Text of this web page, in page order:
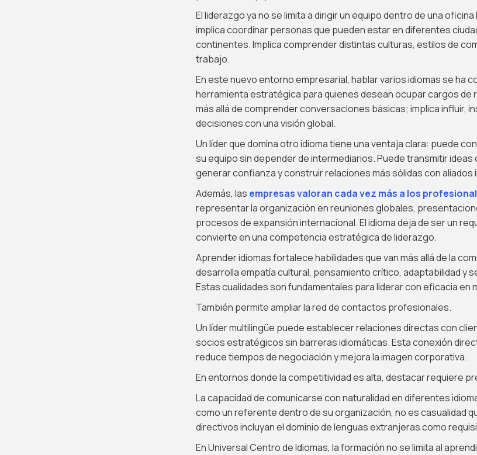
El liderazgo ya no se limita a dirigir un equipo dentro de una
implica coordinar personas que pueden estar en diferentes
continentes. Implica comprender distintas culturas, estilos de
trabajo.
En este nuevo entorno empresarial, hablar varios idiomas se ha
herramienta estratégica para quienes desean ocupar cargos de
más allá de comprender conversaciones básicas; implica influir,
decisiones con una visión global.
Un líder que domina otro idioma tiene una ventaja clara: puede
su equipo sin depender de intermediarios. Puede transmitir ideas
generar confianza y construir relaciones más sólidas con aliados
Además, las empresas valoran cada vez más a los
representar la organización en reuniones globales,
procesos de expansión internacional. El idioma deja de ser un
convierte en una competencia estratégica de liderazgo.
Aprender idiomas fortalece habilidades que van más allá de la
desarrolla empatía cultural, pensamiento crítico, adaptabilidad y
Estas cualidades son fundamentales para liderar con eficacia en
También permite ampliar la red de contactos profesionales.
Un líder multilingüe puede establecer relaciones directas con
socios estratégicos sin barreras idiomáticas. Esta conexión
reduce tiempos de negociación y mejora la imagen corporativa.
En entornos donde la competitividad es alta, destacar requiere
La capacidad de comunicarse con naturalidad en diferentes
como un referente dentro de su organización, no es casualidad
directivos incluyan el dominio de lenguas extranjeras como
En Universal Centro de Idiomas, la formación no se limita al